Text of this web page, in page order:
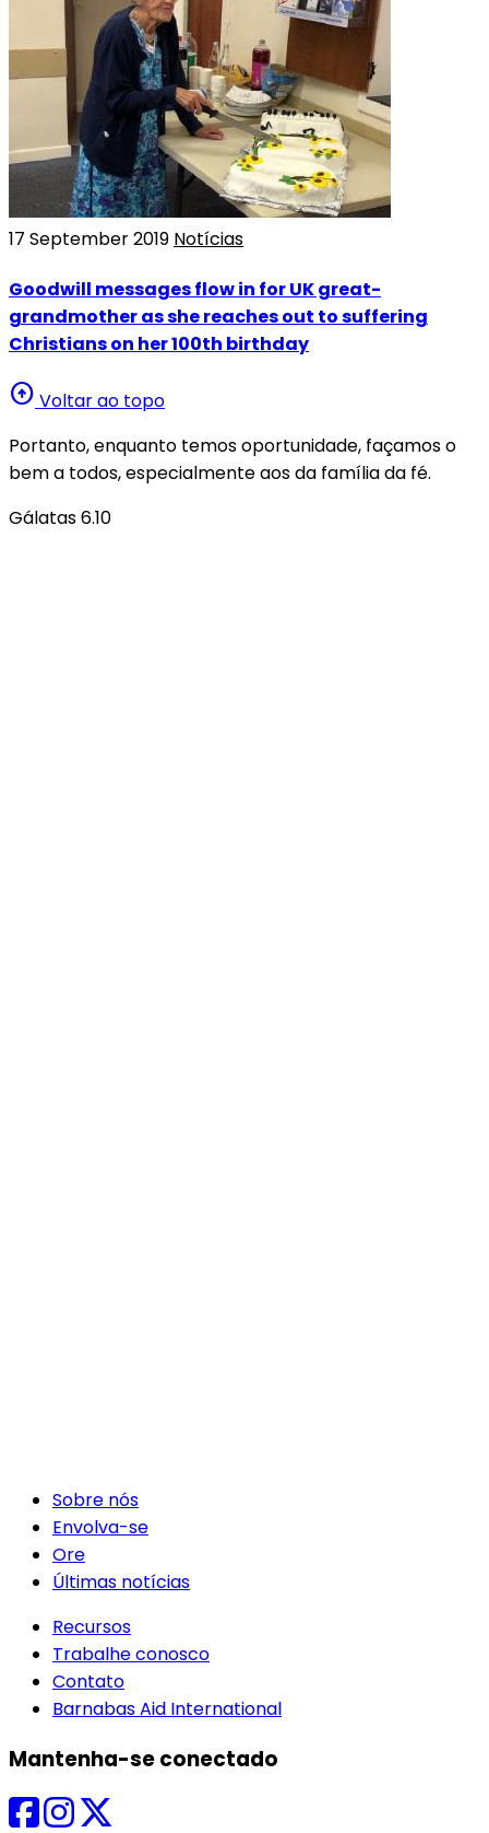
17 September 2019 Notícias
Goodwill messages flow in for UK great-
grandmother as she reaches out to suffering
Christians on her 100th birthday
arrow_circle_up Voltar ao topo
Portanto, enquanto temos oportunidade, façamos o
bem a todos, especialmente aos da família da fé.
Gálatas 6.10
Sobre nós
Envolva-se
Ore
Últimas notícias
Recursos
Trabalhe conosco
Contato
Barnabas Aid International
Mantenha-se conectado